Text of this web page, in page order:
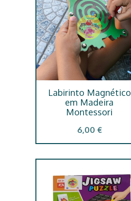
Labirinto Magnético
em Madeira
Montessori
6,00 €